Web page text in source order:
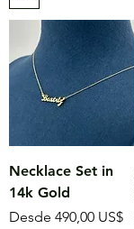
Necklace Set in
14k Gold
Desde 490,00 US$
Precio de oferta